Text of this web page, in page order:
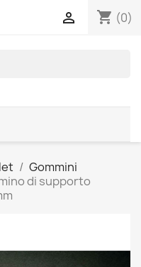
shopping_cart (0)

Gommini
di supporto